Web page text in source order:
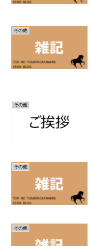
その他
その他
その他
その他